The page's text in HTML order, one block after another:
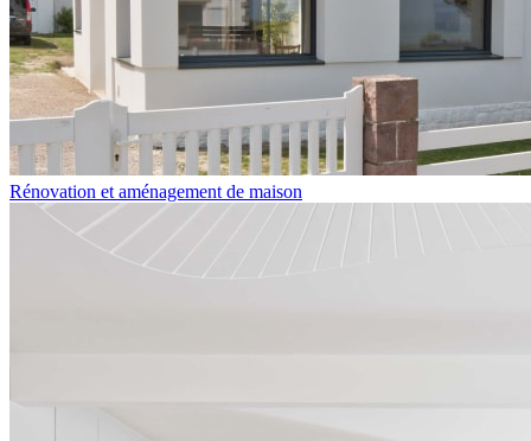
Rénovation et aménagement de maison